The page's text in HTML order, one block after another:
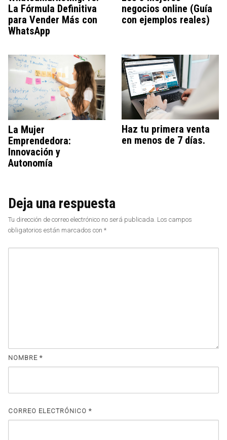
La Fórmula Definitiva
para Vender Más con
WhatsApp
negocios online (Guía
con ejemplos reales)
La Mujer
Emprendedora:
Innovación y
Autonomía
Haz tu primera venta
en menos de 7 días.
Deja una respuesta
Tu dirección de correo electrónico no será publicada. Los campos
obligatorios están marcados con *
NOMBRE *
CORREO ELECTRÓNICO *